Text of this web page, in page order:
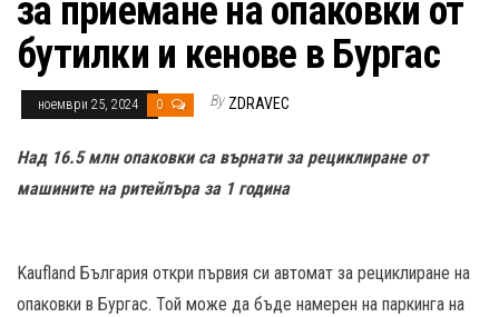
за приемане на опаковки от
бутилки и кенове в Бургас
ноември 25, 2024 0 By ZDRAVEC
Над 16.5 млн опаковки са върнати за рециклиране от
машините на ритейлъра за 1 година
Kaufland България откри първия си автомат за рециклиране на
опаковки в Бургас. Той може да бъде намерен на паркинга на